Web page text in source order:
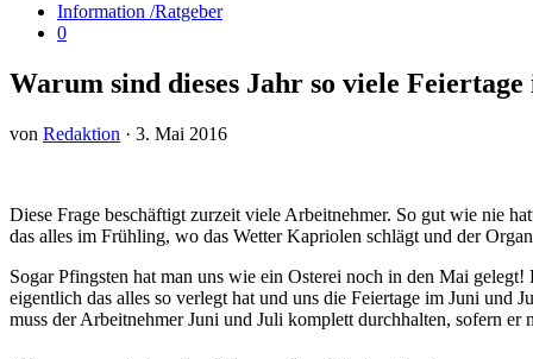
Information /Ratgeber
0
Warum sind dieses Jahr so viele
von Redaktion · 3. Mai 2016
Diese Frage beschäftigt zurzeit viele Arbeitnehmer. So gut wie nie
das alles im Frühling, wo das Wetter Kapriolen schlägt und der
Sogar Pfingsten hat man uns wie ein Osterei noch in den Mai
eigentlich das alles so verlegt hat und uns die Feiertage im Juni
muss der Arbeitnehmer Juni und Juli komplett durchhalten, sofern